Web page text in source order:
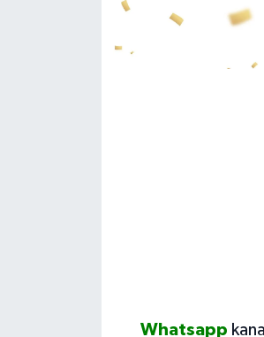
Whatsapp